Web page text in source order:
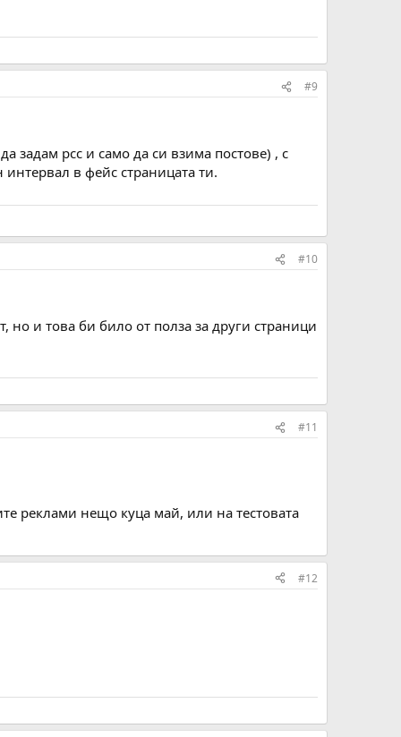
#9
задам рсс и само да си взима постове) , с
в фейс страницата ти.
#10
и това би било от полза за други страници
#11
реклами нещо куца май, или на тестовата
#12